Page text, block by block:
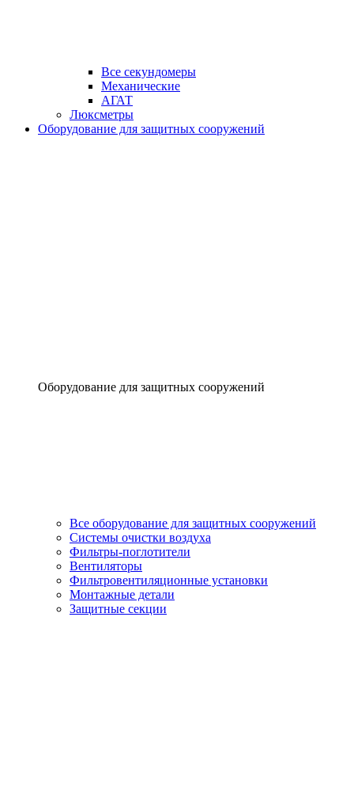
Все секундомеры
Механические
АГАТ
Люксметры
Оборудование для защитных сооружений
Оборудование для защитных сооружений
Все оборудование для защитных сооружений
Системы очистки воздуха
Фильтры-поглотители
Вентиляторы
Фильтровентиляционные установки
Монтажные детали
Защитные секции